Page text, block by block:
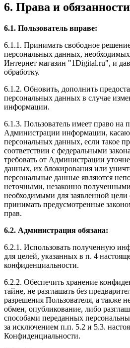
6. Права и
6.1. Пользователь вправе:
6.1.1. Принимать свободное
персональных данных, необходимых
Интернет магазин "1Digital.ru", и
обработку.
6.1.2. Обновить, дополнить
персональных данных в случае
информации.
6.1.3. Пользователь имеет право на
Администрации информации,
персональных данных, если такое
соответствии с федеральными
требовать от Администрации
данных, их блокирования или
персональные данные являются
неточными, незаконно
необходимыми для заявленной цели
принимать предусмотренные
прав.
6.2. Администрация обязана:
6.2.1. Использовать полученную
для целей, указанных в п. 4
конфиденциальности.
6.2.2. Обеспечить хранение
тайне, не разглашать без
разрешения Пользователя, а также
обмен, опубликование, либо
способами переданных
за исключением п.п. 5.2 и 5.3.
Конфиденциальности.